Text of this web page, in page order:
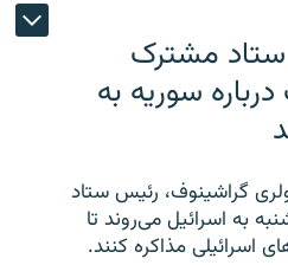
ستاد مشترک
سوریه به
گراشینوف، رئیس ستاد
به اسرائیل می‌روند تا
اسرائیلی مذاکره کنند.